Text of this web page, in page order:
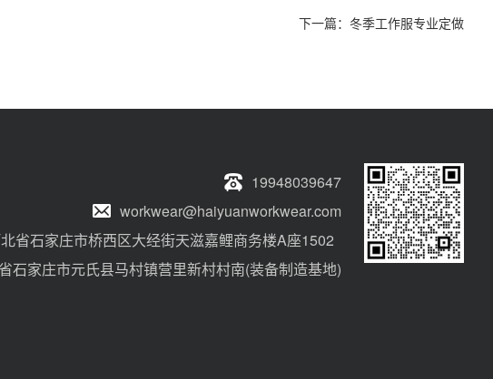
下一篇： 冬季工作服专业定做
19948039647
workwear@haiyuanworkwear.com
省石家庄市桥西区大经街天滋嘉鲤商务楼A座1502
石家庄市元氏县马村镇营里新村村南(装备制造基地)